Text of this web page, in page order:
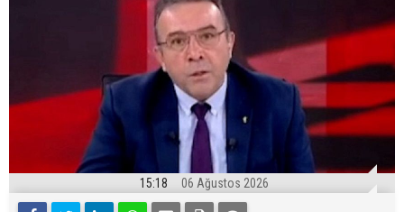
15:18 06 Ağustos 2026